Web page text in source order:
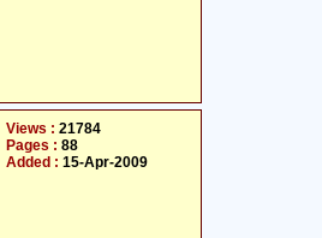
Views : 21784
Pages : 88
Added : 15-Apr-2009